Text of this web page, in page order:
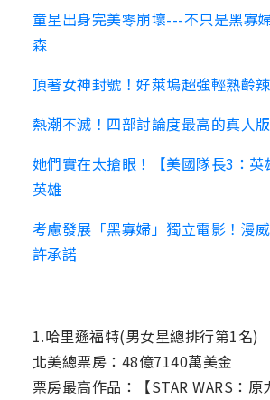
童星出身完美零崩壞---不只是黑寡
森
頂著女神封號！好萊塢超強輕熟齡
熱潮不滅！四部討論度最高的真人版
她們實在太搶眼！【美國隊長3：
英雄
考慮發展「黑寡婦」獨立電影！漫
許承諾
1.哈里遜福特(男女星總排行第1名)
北美總票房：48億7140萬美金
票房最高作品：【STAR WARS：